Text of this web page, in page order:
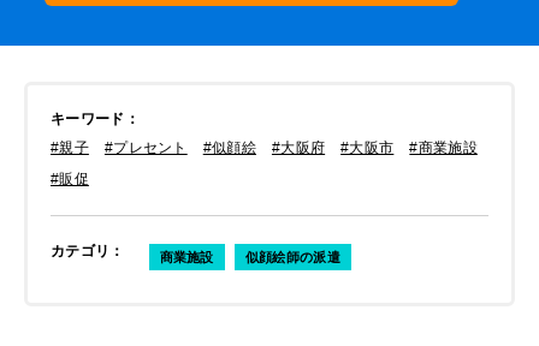
キーワード ：
#親子
#プレセント #似顔絵 #大阪府 #大阪市
#商業施設
#販促
カテゴリ ： 商業施設 似顔絵師の派遣